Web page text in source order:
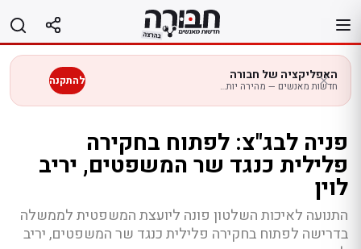
לתוכן
האפליקציה של חבורה
חדשות מאנשים — מהירה יותר בנייד להתקנה
פניה לבג"צ: לפתוח בחקירה
פלילית כנגד שר המשפטים, יריב
לוין
התנועה לאיכות השלטון פונה ליועצת המשפטית לממשלה
בדרישה לפתוח בחקירה פלילית כנגד שר המשפטים, יריב